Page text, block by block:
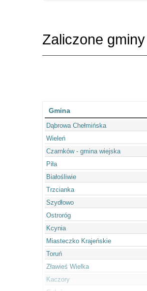
Zaliczone gminy
Gmina
Dąbrowa Chełmińska
Wieleń
Czarnków - gmina wiejska
Piła
Białośliwie
Trzcianka
Szydłowo
Ostroróg
Kcynia
Miasteczko Krajeńskie
Toruń
Zławieś Wielka
Kaczory